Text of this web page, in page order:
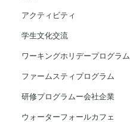
アクティビティ
学生文化交流
ワーキングホリデープログラム
ファームスティプログラム
研修プログラムー会社企業
ウォーターフォールカフェ